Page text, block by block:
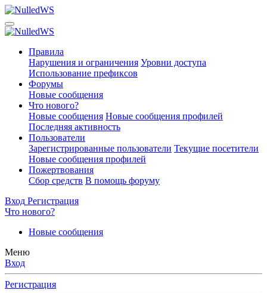
Правила
Нарушения и ограничения Уровни доступа
Использование префиксов
Форумы
Новые сообщения
Что нового?
Новые сообщения Новые сообщения профилей
Последняя активность
Пользователи
Зарегистрированные пользователи Текущие посетители
Новые сообщения профилей
Пожертвования
Сбор средств В помощь форуму
Вход Регистрация
Что нового?
Новые сообщения
Меню
Вход
Регистрация